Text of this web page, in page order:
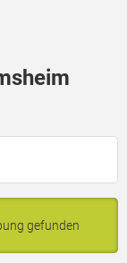
gefunden